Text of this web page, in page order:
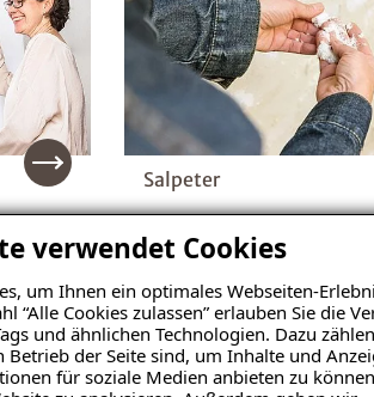
verwendet Cookies
um Ihnen ein optimales Webseiten-
“Alle Cookies zulassen” erlauben Sie die
und ähnlichen Technologien. Dazu
der Seite sind, um Inhalte und
für soziale Medien anbieten zu
Salpeter